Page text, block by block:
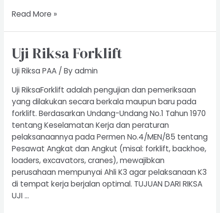
Riksa
Eskalator
Read More »
Uji Riksa Forklift
Uji Riksa PAA/ Byadmin
Uji RiksaForklift adalah pengujian dan pemeriksaan
yang dilakukan secara berkala maupun baru pada
forklift. Berdasarkan Undang-Undang No.1 Tahun 1970
tentang Keselamatan Kerja dan peraturan
pelaksanaannya pada Permen No.4/MEN/85 tentang
Pesawat Angkat dan Angkut (misal: forklift, backhoe,
loaders, excavators, cranes), mewajibkan
perusahaan mempunyai Ahli K3 agar pelaksanaan K3
di tempat kerja berjalan optimal. TUJUAN DARI RIKSA
UJI …